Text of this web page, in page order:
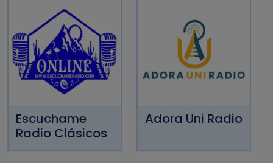
Escuchame
Radio Clásicos
Adora Uni Radio